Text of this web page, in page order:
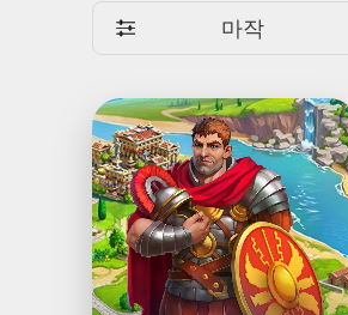
마작
Emperor
of
Mahjong®:
타
일
짝
을
맞